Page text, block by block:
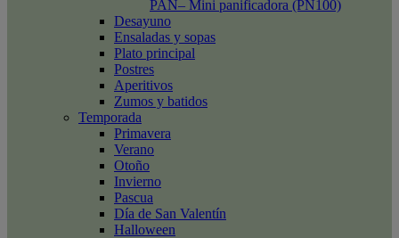
PAN– Mini panificadora (PN100)
Desayuno
Ensaladas y sopas
Plato principal
Postres
Aperitivos
Zumos y batidos
Temporada
Primavera
Verano
Otoño
Invierno
Pascua
Día de San Valentín
Halloween